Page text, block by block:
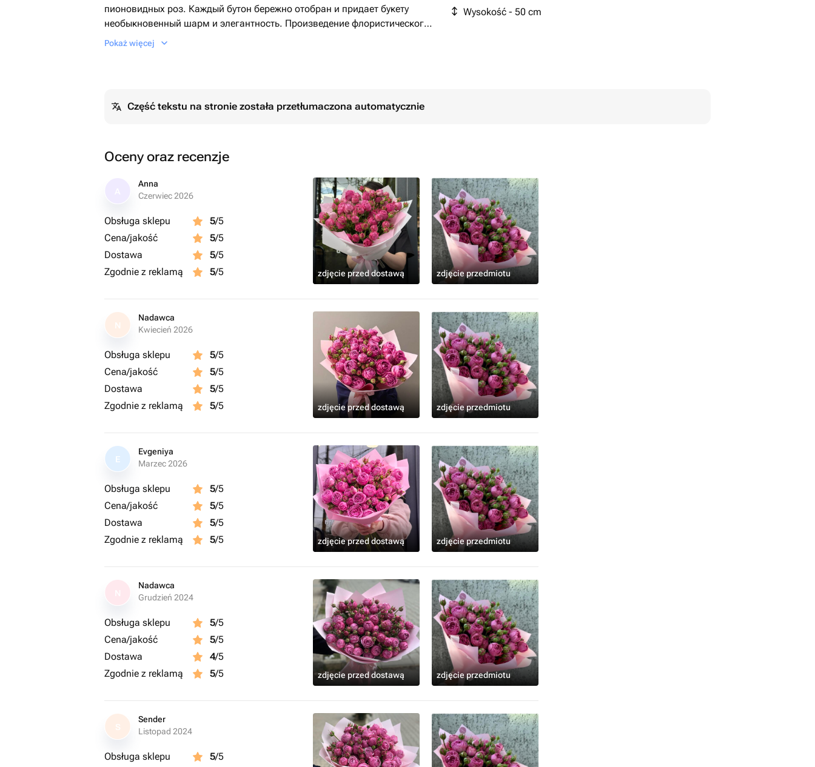
Wysokość - 50 cm
пионовидных роз. Каждый бутон бережно отобран и придает букету
необыкновенный шарм и элегантность. Произведение флористического
искусства дополняет дизайнерская упаковка, которая подчеркивает
Pokaż więcej
Część tekstu na stronie została przetłumaczona automatycznie
Oceny oraz recenzje
Anna
Czerwiec 2026
Obsługa sklepu 5/5
Cena/jakość
5/5
Dostawa
5/5
Zgodnie z reklamą
5/5 zdjęcie przed dostawą zdjęcie przedmiotu
N
Nadawca
Kwiecień 2026
Obsługa sklepu 5/5
Cena/jakość
5/5
Dostawa
5/5
Zgodnie z reklamą
5/5 zdjęcie przed dostawą zdjęcie przedmiotu
E
Evgeniya
Marzec 2026
Obsługa sklepu 5/5
Cena/jakość
5/5
Dostawa
5/5
Zgodnie z reklamą
5/5 zdjęcie przed dostawą zdjęcie przedmiotu
Nadawca
Grudzień 2024
Obsługa sklepu 5/5
Cena/jakość
5/5
Dostawa
4/5
Zgodnie z reklamą
5/5 zdjęcie przed dostawą zdjęcie przedmiotu
S
Sender
Listopad 2024
Obsługa sklepu 5/5